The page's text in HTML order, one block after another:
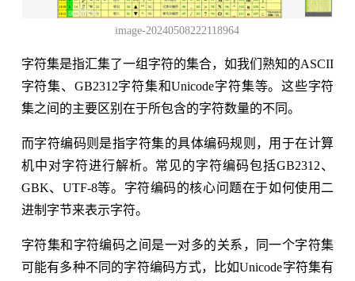
image-20240508222118964
字符集是指汇集了一组字符的集合，如我们熟知的ASCII
字符集、GB2312字符集和Unicode字符集等。这些字符
集之间的主要区别在于所包含的字符数量的不同。
而字符编码则是指字符集的具体编码规则，用于在计算
机中对字符进行解析。常见的字符编码包括GB2312、
GBK、UTF-8等。字符编码的核心问题在于如何使用二
进制字节来表示字符。
字符集和字符编码之间是一对多的关系，同一个字符集
可能有多种不同的字符编码方式，比如Unicode字符集有